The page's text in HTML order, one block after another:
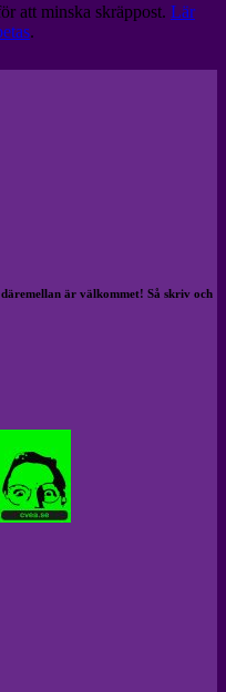
att minska skräppost. Lär
.
är välkommet! Så skriv och